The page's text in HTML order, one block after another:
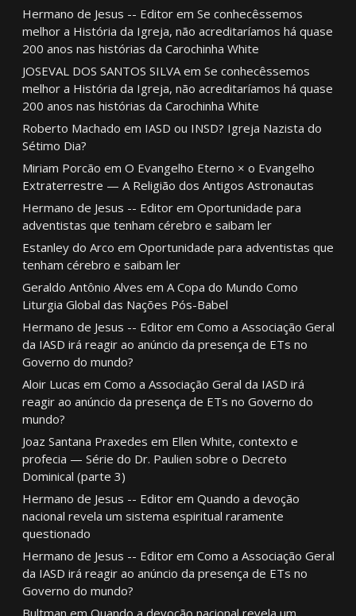
Hermano de Jesus -- Editorem Se conhecêssemos
melhor a História da Igreja, não acreditaríamos há quase
200 anos nas histórias da Carochinha White
JOSEVAL DOS SANTOS SILVAem Se conhecêssemos
melhor a História da Igreja, não acreditaríamos há quase
200 anos nas histórias da Carochinha White
Roberto Machado em IASD ou INSD? Igreja Nazista do
Sétimo Dia?
Miriam Porcão em O Evangelho Eterno × o Evangelho
Extraterrestre — A Religião dos Antigos Astronautas
Hermano de Jesus -- Editorem Oportunidade para
adventistas que tenham cérebro e saibam ler
Estanley do Arco em Oportunidade para adventistas que
tenham cérebro e saibam ler
Geraldo Antônio Alves em A Copa do Mundo Como
Liturgia Global das Nações Pós-Babel
Hermano de Jesus -- Editorem Como a Associação Geral
da IASD irá reagir ao anúncio da presença de ETs no
Governo do mundo?
Aloir Lucas em Como a Associação Geral da IASD irá
reagir ao anúncio da presença de ETs no Governo do
mundo?
Joaz Santana Praxedes em Ellen White, contexto e
profecia — Série do Dr. Paulien sobre o Decreto
Dominical (parte 3)
Hermano de Jesus -- Editorem Quando a devoção
nacional revela um sistema espiritual raramente
questionado
Hermano de Jesus -- Editorem Como a Associação Geral
da IASD irá reagir ao anúncio da presença de ETs no
Governo do mundo?
Bultman em Quando a devoção nacional revela um